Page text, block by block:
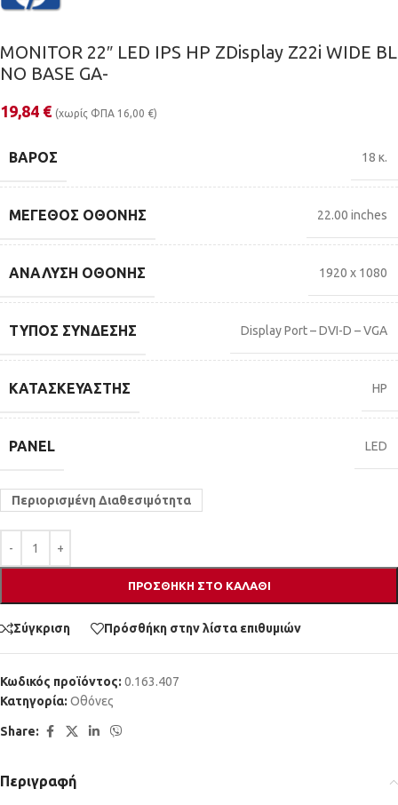
MONITOR 22″ LED IPS HP ZDisplay Z22i WIDE BL
NO BASE GA-
19,84 € (χωρίς ΦΠΑ 16,00 €)
ΒΆΡΟΣ 18 κ.
ΜΈΓΕΘΟΣ ΟΘΌΝΗΣ 22.00 inches
ΑΝΆΛΥΣΗ ΟΘΌΝΗΣ 1920 x 1080
ΤΎΠΟΣ ΣΎΝΔΕΣΗΣ Display Port – DVI-D – VGA
ΚΑΤΑΣΚΕΥΑΣΤΉΣ HP
PANEL LED
Περιορισμένη Διαθεσιμότητα
ΠΡΟΣΘΉΚΗ ΣΤΟ ΚΑΛΆΘΙ
Σύγκριση Πρόσθήκη στην λίστα επιθυμιών
Κωδικός προϊόντος: 0.163.407
Κατηγορία: Οθόνες
Share:
Περιγραφή